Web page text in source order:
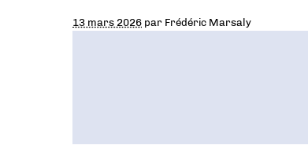
13 mars 2026 par Frédéric Marsaly